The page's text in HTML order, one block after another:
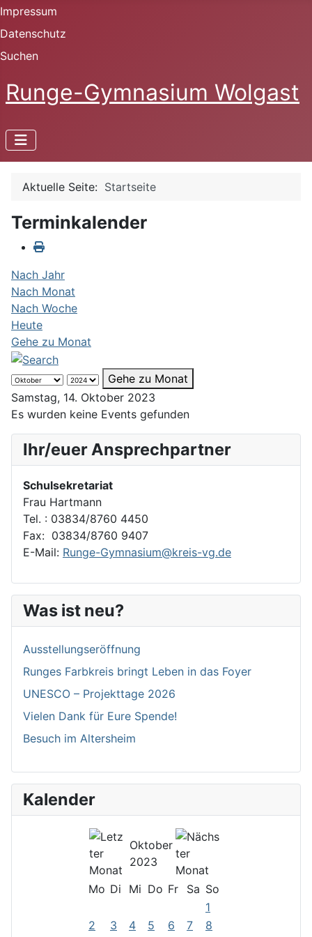
Impressum
Datenschutz
Suchen
Runge-Gymnasium Wolgast
Aktuelle Seite: Startseite
Terminkalender
Nach Jahr
Nach Monat
Nach Woche
Heute
Gehe zu Monat
Gehe zu Monat
Samstag, 14. Oktober 2023
Es wurden keine Events gefunden
Ihr/euer Ansprechpartner
Schulsekretariat
Frau Hartmann
Tel. : 03834/8760 4450
Fax: 03834/8760 9407
E-Mail: Runge-Gymnasium@kreis-vg.de
Was ist neu?
Ausstellungseröffnung
Runges Farbkreis bringt Leben in das Foyer
UNESCO – Projekttage 2026
Vielen Dank für Eure Spende!
Besuch im Altersheim
Kalender
Oktober
2023
Mo Di Mi Do Fr Sa So
1
2
3 4 5 6 7
8